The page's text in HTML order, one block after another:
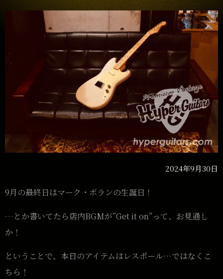
2024年9月30日
9月の最終日はマーク・ボランの生誕日！
…とか書いてたら店内BGMが”Get it on”って、お見通し
か！
ということで、本日のアイテムはレスポール…ではなくこ
ちら！